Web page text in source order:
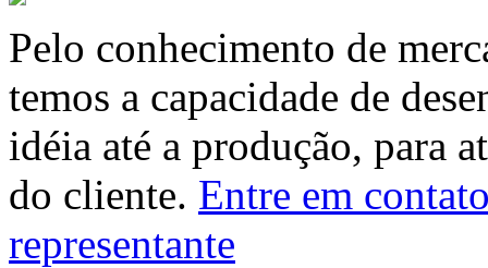
Pelo conhecimento de
temos a capacidade de
idéia até a produção, para
do cliente. Entre em
representante